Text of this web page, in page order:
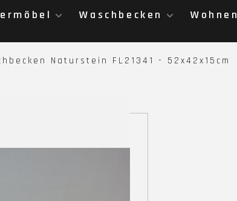
Waschbecken Wohnen
Naturstein FL21341 - 52x42x15cm